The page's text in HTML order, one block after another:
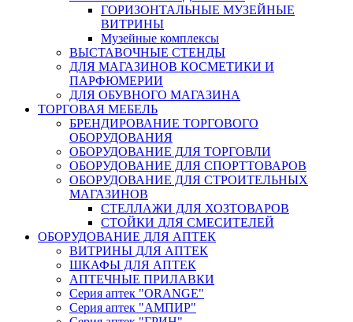
ГОРИЗОНТАЛЬНЫЕ МУЗЕЙНЫЕ
ВИТРИНЫ
Музейные комплексы
ВЫСТАВОЧНЫЕ СТЕНДЫ
ДЛЯ МАГАЗИНОВ КОСМЕТИКИ И
ПАРФЮМЕРИИ
ДЛЯ ОБУВНОГО МАГАЗИНА
ТОРГОВАЯ МЕБЕЛЬ
БРЕНДИРОВАНИЕ ТОРГОВОГО
ОБОРУДОВАНИЯ
ОБОРУДОВАНИЕ ДЛЯ ТОРГОВЛИ
ОБОРУДОВАНИЕ ДЛЯ СПОРТТОВАРОВ
ОБОРУДОВАНИЕ ДЛЯ СТРОИТЕЛЬНЫХ
МАГАЗИНОВ
СТЕЛЛАЖИ ДЛЯ ХОЗТОВАРОВ
СТОЙКИ ДЛЯ СМЕСИТЕЛЕЙ
ОБОРУДОВАНИЕ ДЛЯ АПТЕК
ВИТРИНЫ ДЛЯ АПТЕК
ШКАФЫ ДЛЯ АПТЕК
АПТЕЧНЫЕ ПРИЛАВКИ
Серия аптек "ORANGE"
Серия аптек "АМПИР"